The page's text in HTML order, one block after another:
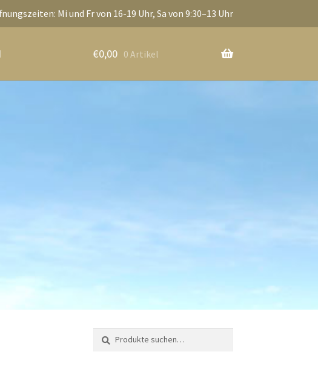
Mi und Fr von 16-19 Uhr, Sa von 9:30–13 Uhr
€0,00 0 Artikel
nach: